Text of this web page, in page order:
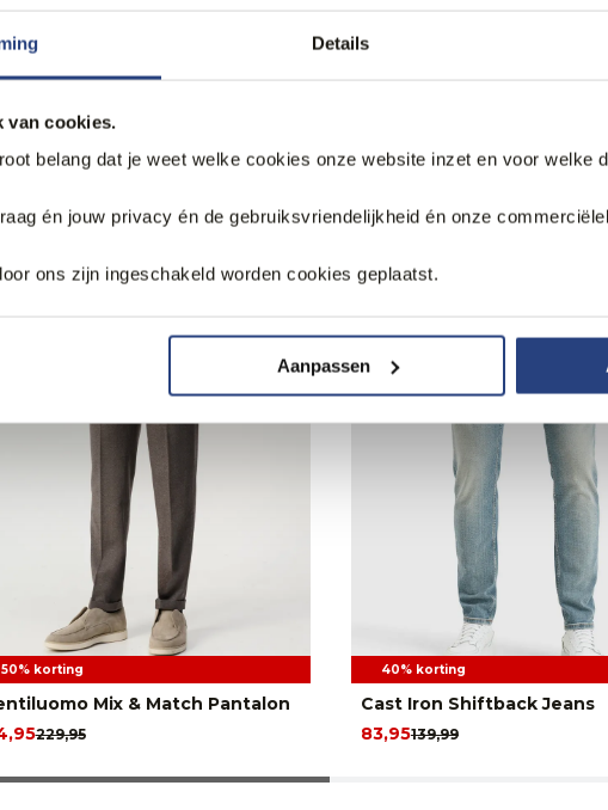
Details
van cookies.
belang dat je weet welke cookies onze website inzet en voor welke
én jouw privacy én de gebruiksvriendelijkheid én onze
ons zijn ingeschakeld worden cookies geplaatst.
Aanpassen
229,90 199,90
99,95
50% korting
Mix & Match Pantalon
229,95
40% korting
Cast Iron Shiftback Jeans
139,99
83,95